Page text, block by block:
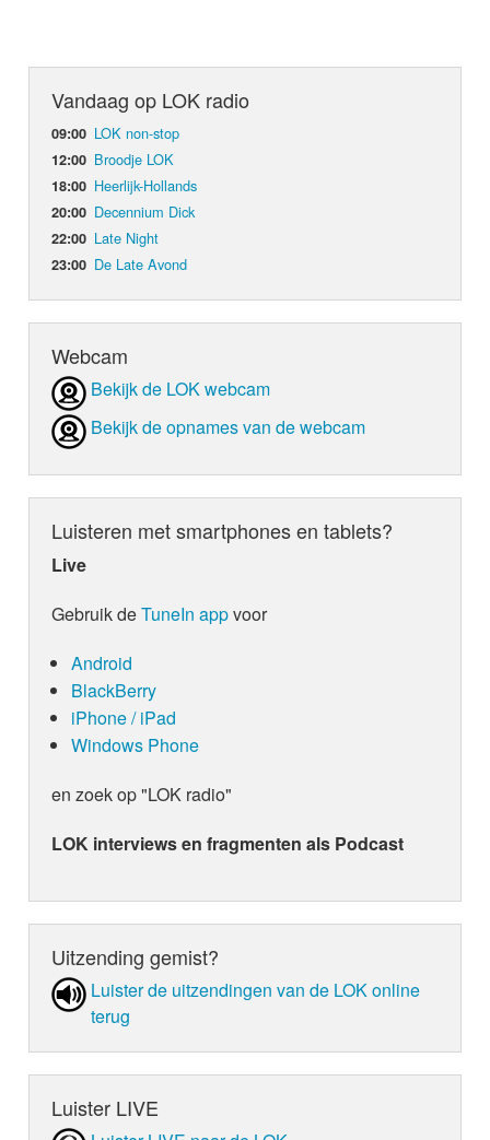
Vandaag op LOK radio
09:00 LOK non-stop
12:00 Broodje LOK
18:00 Heerlijk-Hollands
20:00 Decennium Dick
22:00 Late Night
23:00 De Late Avond
Webcam
Bekijk de LOK webcam
Bekijk de opnames van de webcam
Luisteren met smartphones en tablets?
Live
Gebruik deTuneIn appvoor
Android
BlackBerry
iPhone / iPad
Windows Phone
en zoek op "LOK radio"
LOK interviews en fragmenten als Podcast
Uitzending gemist?
Luister de uit­zen­din­gen van de LOK online
terug
Luister LIVE